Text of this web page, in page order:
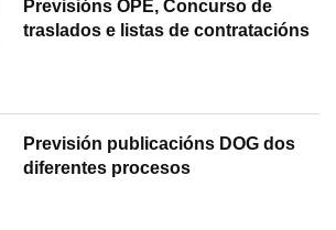
Previsións OPE, Concurso de
traslados e listas de contratacións
Previsión publicacións DOG dos
diferentes procesos